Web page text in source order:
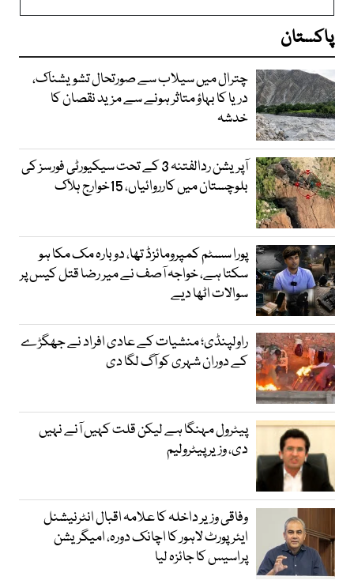
پاکستان
چترال میں سیلاب سے صورتحال تشویشناک،
دریا کا بہاؤ متاثر ہونے سے مزید نقصان کا
خدشہ
آپریشن ردالفتنہ 3 کے تحت سیکیورٹی فورسز کی
بلوچستان میں کارروائیاں، 15خوارج ہلاک
پورا سسٹم کمپرومائزڈ تھا، دوبارہ مک مکا ہو
سکتا ہے، خواجہ آصف نے میر رضا قتل کیس پر
سوالات اٹھا دیے
راولپنڈی؛ منشیات کے عادی افراد نے جھگڑے
کے دوران شہری کو آگ لگا دی
پیٹرول مہنگا ہے لیکن قلت کہیں آنے نہیں
دی، وزیر پیٹرولیم
وفاقی وزیر داخلہ کا علامہ اقبال انٹرنیشنل
ایئرپورٹ لاہور کا اچانک دورہ، امیگریشن
پراسیس کا جائزہ لیا